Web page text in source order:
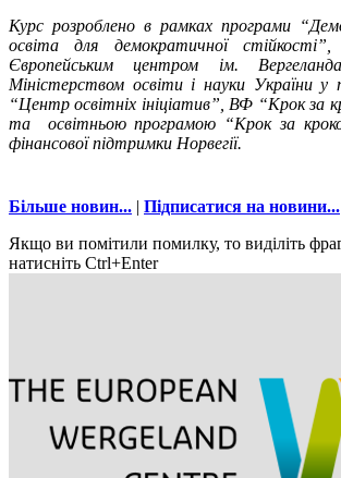
Курс розроблено в рамках програми
освіта для демократичної
Європейським центром ім.
Міністерством освіти і науки України
“Центр освітніх ініціатив”, ВФ “Крок за
та освітньою програмою “Крок за
фінансової підтримки Норвегії.
Більше новин... | Підписатися на новини...
Якщо ви помітили помилку, то виділіть
натисніть Ctrl+Enter